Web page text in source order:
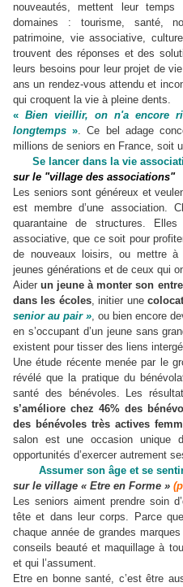
nouveautés, mettent leur
domaines : tourisme, santé,
patrimoine, vie associative,
trouvent des réponses et des
leurs besoins pour leur projet de
ans un rendez-vous attendu et
qui croquent la vie à pleine dents.
« Bien vieillir, on n'a encore
longtemps ». Ce bel adage
millions de seniors en France, soit
Se lancer dans la vie
sur le "village des associations"
Les seniors sont généreux et
est membre d’une association.
quarantaine de structures.
associative, que ce soit pour
de nouveaux loisirs, ou mettre
jeunes générations et de ceux qui
Aiderun jeune à monter son
dans les écoles, initier une
senior au pair », ou bien encore
en s’occupant d’un jeune sans
existent pour tisser des liens
Une étude récente menée par le
révélé que la pratique du
santé des bénévoles. Les
s’améliore chez 46% des
des bénévoles très actives
salon est une occasion unique
opportunités d’exercer autrement
Assumer son âge et se
sur le village « Etre en Forme »
Les seniors aiment prendre soin
tête et dans leur corps. Parce
chaque année de grandes
conseils beauté et maquillage à
et qui l’assument.
Etre en bonne santé, c’est être